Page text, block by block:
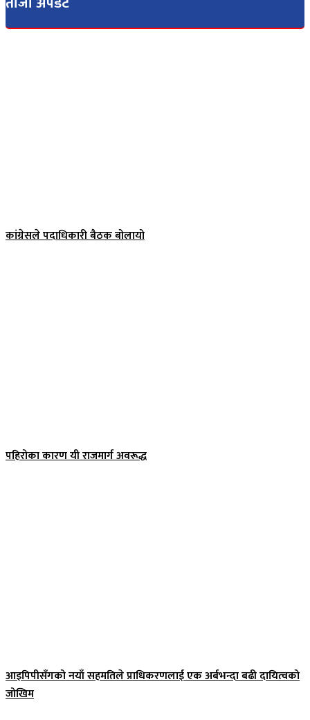
कांग्रेसले पदाधिकारी बैठक बोलायो
पहिरोका कारण यी राजमार्ग अवरूद्ध
आइपिपीसँगको नयाँ सहमतिले प्राधिकरणलाई एक अर्बभन्दा बढी दायित्वको
जोखिम